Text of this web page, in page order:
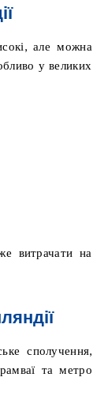
але можна
у великих
витрачати на
сполучення,
та метро